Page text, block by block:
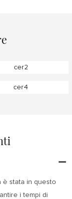
è stata in questo
i tempi di